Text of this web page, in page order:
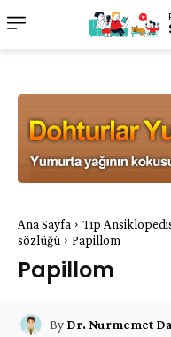
Ana Sayfa Tıp
sözlüğü
Papillom
Papillom
By Dr. Nurmemet